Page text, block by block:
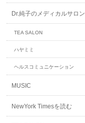
Dr.純子のメディカルサロン
TEA SALON
ハヤミミ
ヘルスコミュニケーション
MUSIC
NewYork Timesを読む